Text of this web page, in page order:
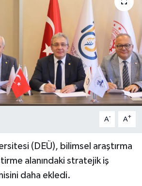
A- A+
(DEÜ), bilimsel araştırma
alanındaki stratejik iş
daha ekledi.